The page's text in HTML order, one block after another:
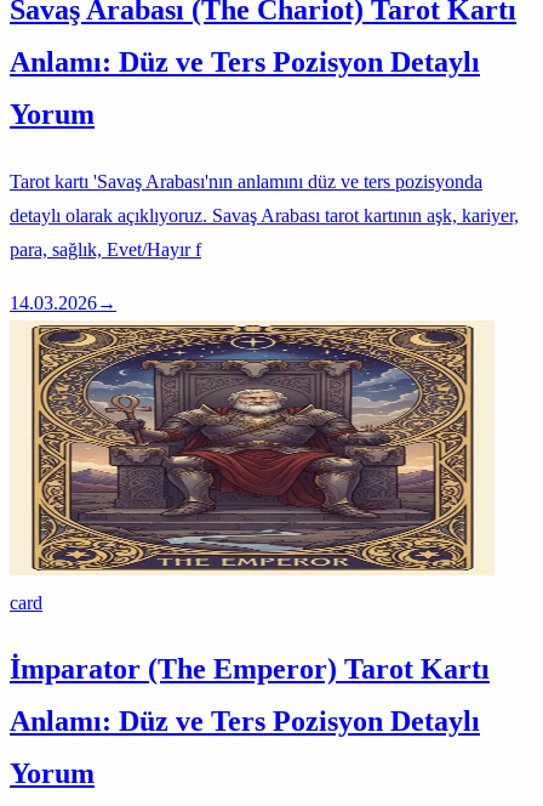
Savaş Arabası (The Chariot) Tarot Kartı
Anlamı: Düz ve Ters Pozisyon Detaylı
Yorum
Tarot kartı 'Savaş Arabası'nın anlamını düz ve ters pozisyonda
detaylı olarak açıklıyoruz. Savaş Arabası tarot kartının aşk, kariyer,
para, sağlık, Evet/Hayır f
14.03.2026→
card
İmparator (The Emperor) Tarot Kartı
Anlamı: Düz ve Ters Pozisyon Detaylı
Yorum